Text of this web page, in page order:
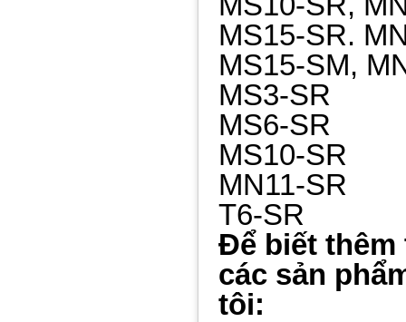
MS15-SR.
MS15-SM,
MS3-SR
MS6-SR
MS10-SR
MN11-SR
T6-SR
Để biết thêm
các sản
tôi: